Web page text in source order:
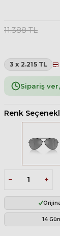
11.388TL
3 x 2.215 TL
Sipariş ver,
Renk
14